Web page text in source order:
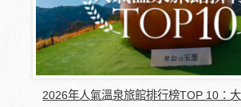
2026年人氣溫泉旅館排行榜TOP 10：